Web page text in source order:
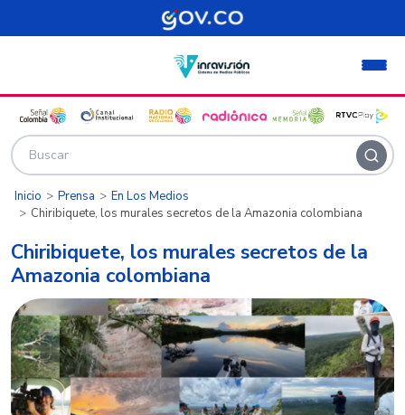
Pasar al contenido principal
Inicio Prensa
En Los Medios
Chiribiquete, los murales secretos de la Amazonia colombiana
Chiribiquete, los murales secretos de la
Amazonia colombiana